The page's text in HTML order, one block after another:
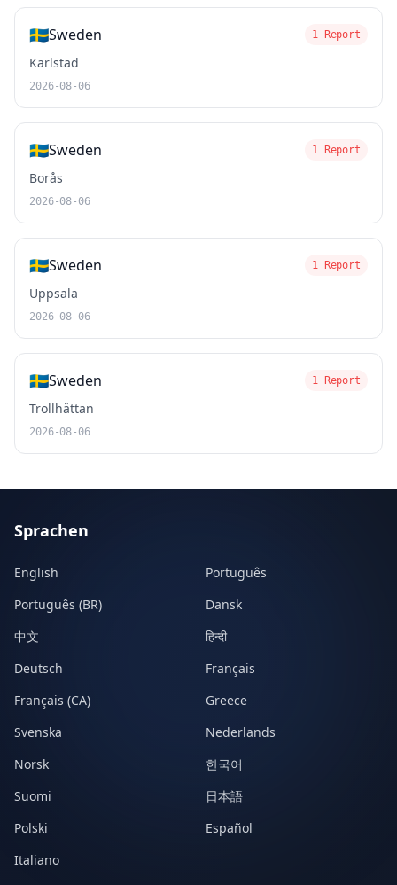
🇸🇪Sweden 1 Report
Karlstad
2026-08-06
🇸🇪Sweden 1 Report
Borås
2026-08-06
🇸🇪Sweden 1 Report
Uppsala
2026-08-06
🇸🇪Sweden 1 Report
Trollhättan
2026-08-06
Sprachen
English
Português
Português (BR)
Dansk
中文
हिन्दी
Deutsch
Français
Français (CA)
Greece
Svenska
Nederlands
Norsk
한국어
Suomi
日本語
Polski
Español
Italiano